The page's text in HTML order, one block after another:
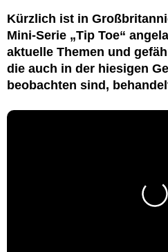
Kürzlich ist in
Mini-Serie „Tip Toe“
aktuelle Themen und
die auch in der hiesigen
beobachten sind,